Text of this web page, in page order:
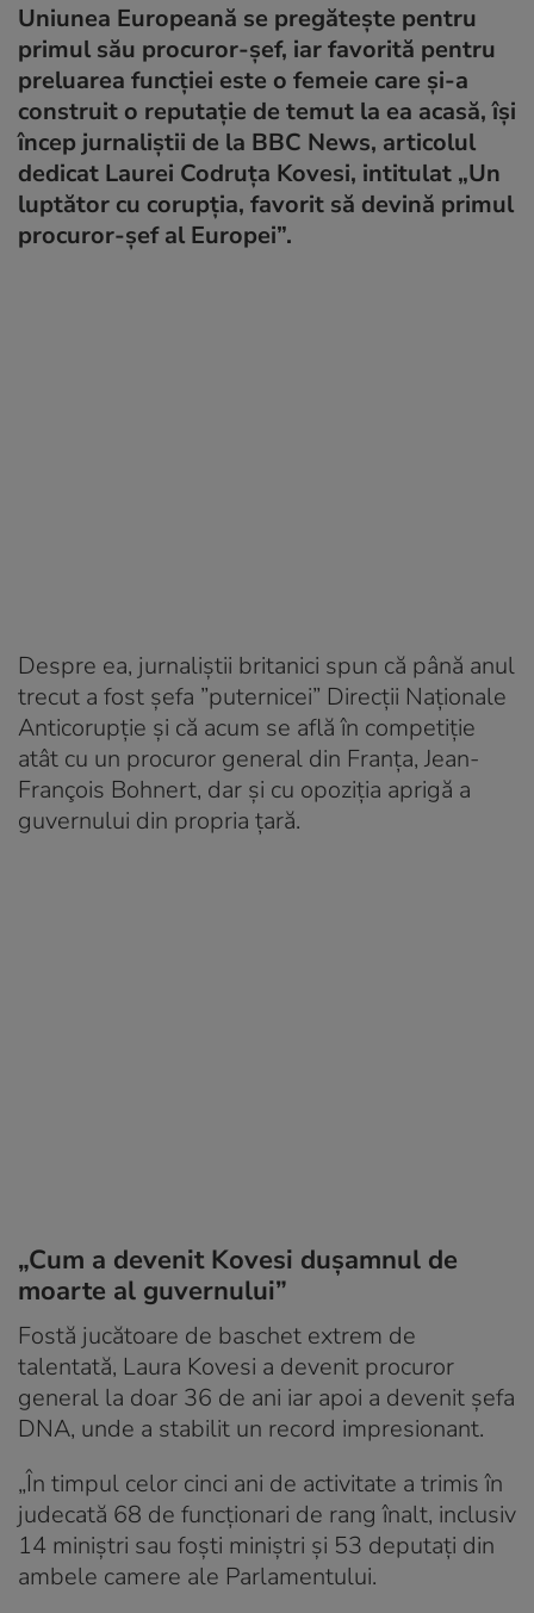
Uniunea Europeană se pregătește pentru
primul său procuror-șef, iar favorită pentru
preluarea funcției este o femeie care și-a
construit o reputație de temut la ea acasă, își
încep jurnaliștii de la BBC News, articolul
dedicat Laurei Codruța Kovesi, intitulat „Un
luptător cu corupția, favorit să devină primul
procuror-șef al Europei”.
Despre ea, jurnaliștii britanici spun că până anul
trecut a fost șefa ”puternicei” Direcții Naționale
Anticorupție și că acum se află în competiție
atât cu un procuror general din Franța, Jean-
François Bohnert, dar și cu opoziția aprigă a
guvernului din propria țară.
„Cum a devenit Kovesi dușamnul de
moarte al guvernului”
Fostă jucătoare de baschet extrem de
talentată, Laura Kovesi a devenit procuror
general la doar 36 de ani iar apoi a devenit șefa
DNA, unde a stabilit un record impresionant.
„În timpul celor cinci ani de activitate a trimis în
judecată 68 de funcționari de rang înalt, inclusiv
14 miniștri sau foști miniștri și 53 deputați din
ambele camere ale Parlamentului.